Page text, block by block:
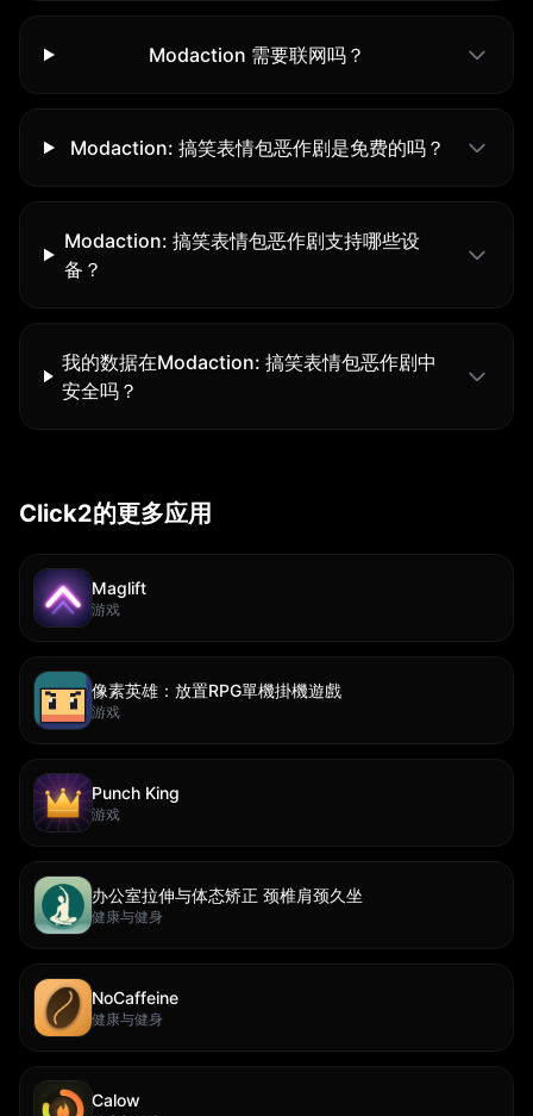
Modaction 需要联网吗？
Modaction: 搞笑表情包恶作剧是免费的吗？
Modaction: 搞笑表情包恶作剧支持哪些设
备？
我的数据在Modaction: 搞笑表情包恶作剧中
安全吗？
Click2的更多应用
Maglift
游戏
像素英雄：放置RPG單機掛機遊戲
游戏
Punch King
游戏
办公室拉伸与体态矫正 颈椎肩颈久坐
健康与健身
NoCaffeine
健康与健身
Calow